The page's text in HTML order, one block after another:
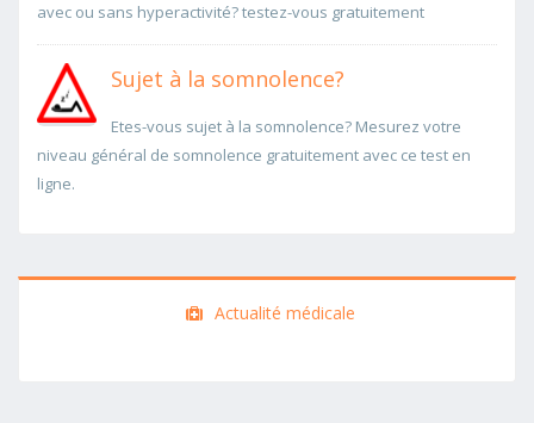
avec ou sans hyperactivité? testez-vous gratuitement
Sujet à la somnolence?
Etes-vous sujet à la somnolence? Mesurez votre
niveau général de somnolence gratuitement avec ce test en
ligne.
Actualité médicale